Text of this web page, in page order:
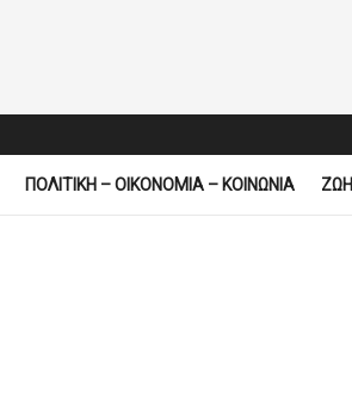
ΠΟΛΙΤΙΚΗ – ΟΙΚΟΝΟΜΙΑ – ΚΟΙΝΩΝΙΑ ΖΩΗ